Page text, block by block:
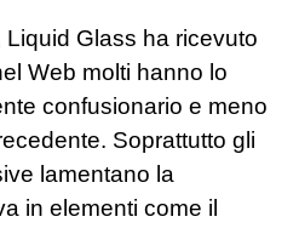
Glass ha ricevuto
Web molti hanno lo
confusionario e meno
Soprattutto gli
lamentano la
in elementi come il